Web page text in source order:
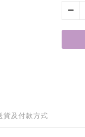
貨及付款方式